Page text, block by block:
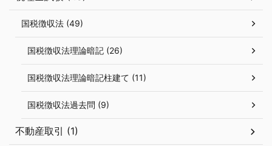
国税徴収法 (49)
国税徴収法理論暗記 (26)
国税徴収法理論暗記柱建て (11)
国税徴収法過去問 (9)
不動産取引 (1)